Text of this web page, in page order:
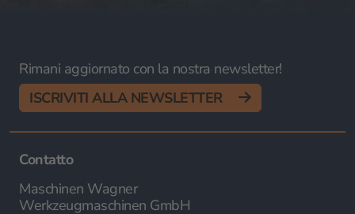
Rimani aggiornato con la nostra newsletter!
ISCRIVITI ALLA NEWSLETTER
Contatto
Maschinen Wagner
Werkzeugmaschinen GmbH